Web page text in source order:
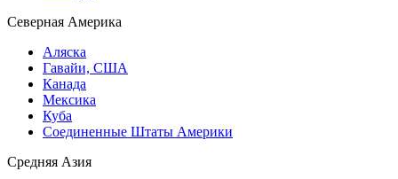
Северная Америка
Аляска
Гавайи, США
Канада
Мексика
Куба
Соединенные Штаты Америки
Средняя Азия